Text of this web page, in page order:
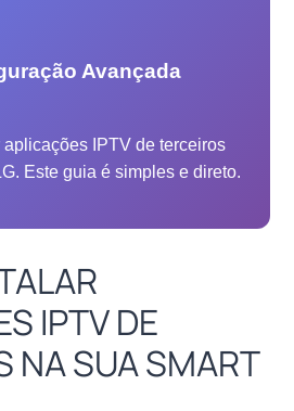
Avançada
IPTV de terceiros
Este guia é simples e direto.
IPTV DE
NA SUA SMART